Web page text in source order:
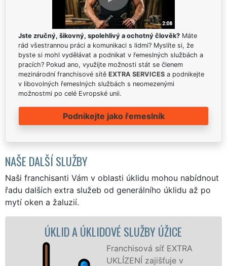
Jste zručný, šikovný, spolehlivý a ochotný člověk? Máte
rád všestrannou práci a komunikaci s lidmi? Myslíte si, že
byste si mohl vydělávat a podnikat v řemeslných službách a
pracích? Pokud ano, využijte možnosti stát se členem
mezinárodní franchisové sítě EXTRA SERVICES a podnikejte
v libovolných řemeslných službách s neomezenými
možnostmi po celé Evropské unii.
Podnikejte jako řemeslník
NAŠE DALŠÍ SLUŽBY
Naši franchisanti Vám v oblasti úklidu mohou nabídnout
řadu dalších extra služeb od generálního úklidu až po
mytí oken a žaluzií.
A ÚKLIDOVÉ SLUŽBY ÚŽICE
Franchisová síť EXTRA
UKLÍZENÍ zajišťuje v